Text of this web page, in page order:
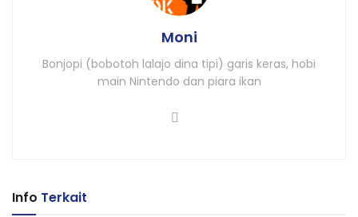
Moni
Bonjopi (bobotoh lalajo dina tipi) garis keras, hobi
main Nintendo dan piara ikan
Info Terkait